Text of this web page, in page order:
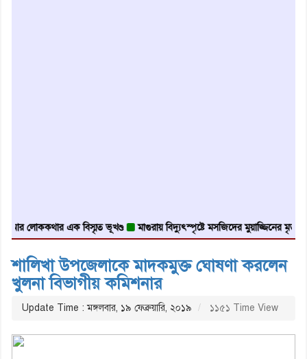
এক বিস্মৃত ভূখণ্ড মাগুরায় বিদ্যুৎস্পৃষ্টে মসজিদের মুয়াজ্জিনের মৃত্যু আবৃত্তি
শালিখা উপজেলাকে মাদকমুক্ত ঘোষণা করলেন
খুলনা বিভাগীয় কমিশনার
Update Time : মঙ্গলবার, ১৯ ফেব্রুয়ারি, ২০১৯ ১১৫১ Time View